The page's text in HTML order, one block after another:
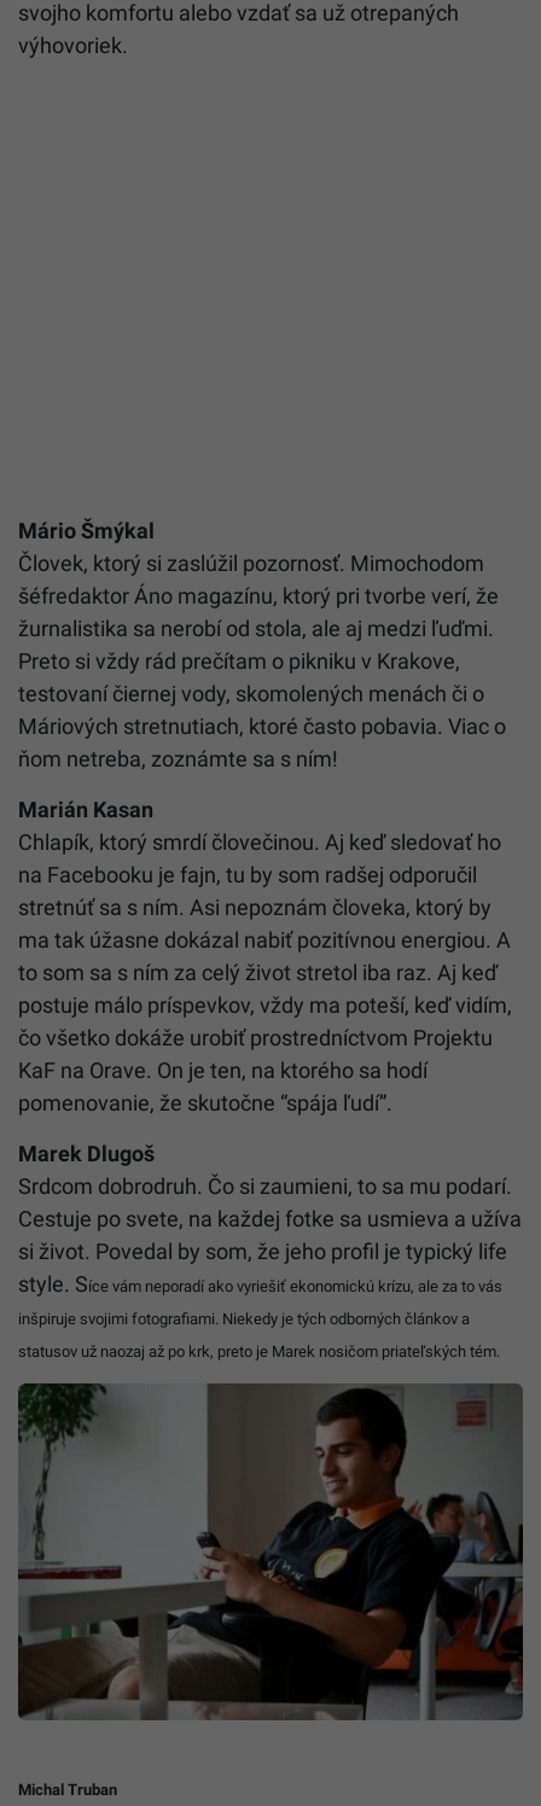
svojho komfortu alebo vzdať sa už otrepaných
výhovoriek.
Mário Šmýkal
Človek, ktorý si zaslúžil pozornosť. Mimochodom
šéfredaktor Áno magazínu, ktorý pri tvorbe verí, že
žurnalistika sa nerobí od stola, ale aj medzi ľuďmi.
Preto si vždy rád prečítam o pikniku v Krakove,
testovaní čiernej vody, skomolených menách či o
Máriových stretnutiach, ktoré často pobavia. Viac o
ňom netreba, zoznámte sa s ním!
Marián Kasan
Chlapík, ktorý smrdí človečinou. Aj keď sledovať ho
na Facebooku je fajn, tu by som radšej odporučil
stretnúť sa s ním. Asi nepoznám človeka, ktorý by
ma tak úžasne dokázal nabiť pozitívnou energiou. A
to som sa s ním za celý život stretol iba raz. Aj keď
postuje málo príspevkov, vždy ma poteší, keď vidím,
čo všetko dokáže urobiť prostredníctvom Projektu
KaF na Orave. On je ten, na ktorého sa hodí
pomenovanie, že skutočne “spája ľudí”.
Marek Dlugoš
Srdcom dobrodruh. Čo si zaumieni, to sa mu podarí.
Cestuje po svete, na každej fotke sa usmieva a užíva
si život. Povedal by som, že jeho profil je typický life
style. Síce vám neporadí ako vyriešiť ekonomickú krízu, ale za to vás
inšpiruje svojimi fotografiami. Niekedy je tých odborných článkov a
statusov už naozaj až po krk, preto je Marek nosičom priateľských tém.
Michal Truban